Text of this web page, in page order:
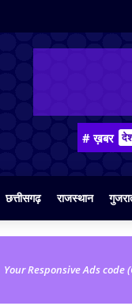
# ख़बर
छत्तीसगढ़ राजस्थान
Your Responsive Ads code